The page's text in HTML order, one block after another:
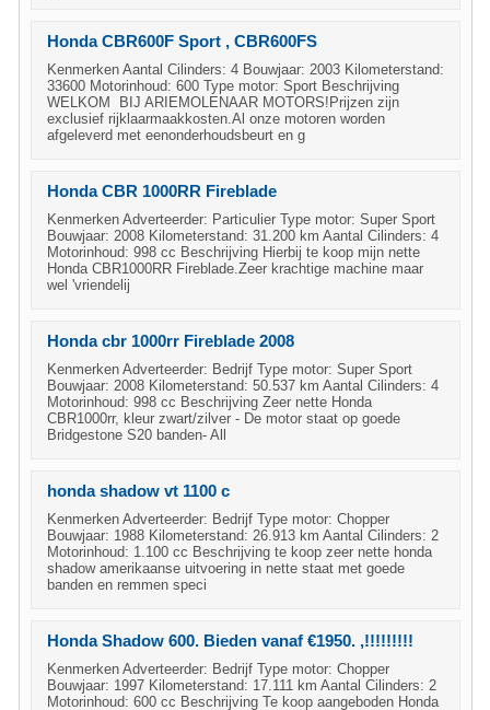
Honda CBR600F Sport , CBR600FS
Kenmerken Aantal Cilinders: 4 Bouwjaar: 2003 Kilometerstand:
33600 Motorinhoud: 600 Type motor: Sport Beschrijving
WELKOM BIJ ARIEMOLENAAR MOTORS!Prijzen zijn
exclusief rijklaarmaakkosten.Al onze motoren worden
afgeleverd met eenonderhoudsbeurt en g
Honda CBR 1000RR Fireblade
Kenmerken Adverteerder: Particulier Type motor: Super Sport
Bouwjaar: 2008 Kilometerstand: 31.200 km Aantal Cilinders: 4
Motorinhoud: 998 cc Beschrijving Hierbij te koop mijn nette
Honda CBR1000RR Fireblade.Zeer krachtige machine maar
wel 'vriendelij
Honda cbr 1000rr Fireblade 2008
Kenmerken Adverteerder: Bedrijf Type motor: Super Sport
Bouwjaar: 2008 Kilometerstand: 50.537 km Aantal Cilinders: 4
Motorinhoud: 998 cc Beschrijving Zeer nette Honda
CBR1000rr, kleur zwart/zilver - De motor staat op goede
Bridgestone S20 banden- All
honda shadow vt 1100 c
Kenmerken Adverteerder: Bedrijf Type motor: Chopper
Bouwjaar: 1988 Kilometerstand: 26.913 km Aantal Cilinders: 2
Motorinhoud: 1.100 cc Beschrijving te koop zeer nette honda
shadow amerikaanse uitvoering in nette staat met goede
banden en remmen speci
Honda Shadow 600. Bieden vanaf €1950. ,!!!!!!!!!
Kenmerken Adverteerder: Bedrijf Type motor: Chopper
Bouwjaar: 1997 Kilometerstand: 17.111 km Aantal Cilinders: 2
Motorinhoud: 600 cc Beschrijving Te koop aangeboden Honda